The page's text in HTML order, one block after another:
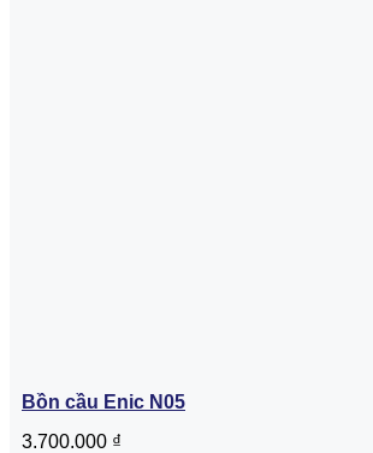
Bồn cầu Enic N05
3.700.000 ₫